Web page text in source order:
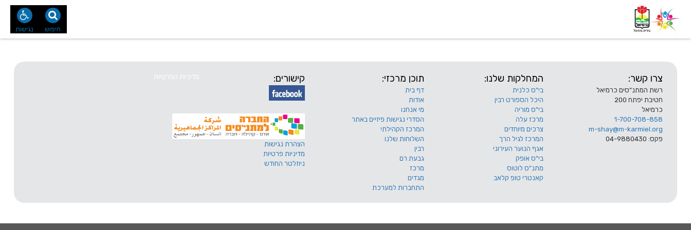
נגישות חיפוש
צרו קשר:
רשת המתנ"סים כרמיאל
חטיבת יפתח 200
כרמיאל
1-700-708-858
m-shay@m-karmiel.org
פקס: 04-9880430
המחלקות שלנו:
בי"ס כלנית
היכל הספורט רבין
בי"ס מוריה
מרכז עלה
צרכים מיוחדים
המרכז לגיל הרך
אגף הנוער העירוני
בי"ס אופק
מתנ"ס לוטוס
קאנטרי טופ קלאב
תוכן מרכזי:
דף בית
אודות
מי אנחנו
הסדרי נגישות פיזיים באתר
המרכז הקהילתי
השלוחות שלנו
רבין
גבעת רם
מרכז
מגדים
התחברות למערכת
קישורים:
הצהרת נגישות
מדיניות פרטיות
ניוזלטר החודש
מדיניות הפרטיות